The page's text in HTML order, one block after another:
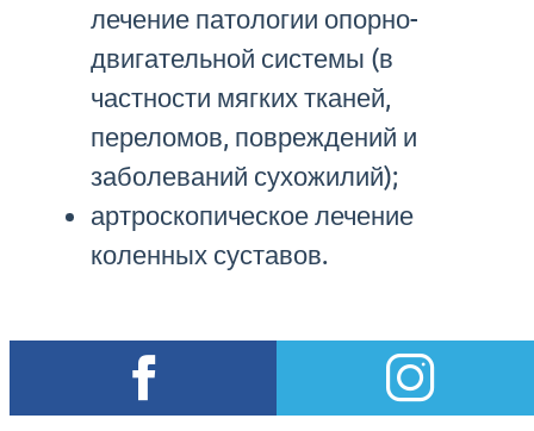
лечение патологии опорно-
двигательной системы (в
частности мягких тканей,
переломов, повреждений и
заболеваний сухожилий);
артроскопическое лечение
коленных суставов.